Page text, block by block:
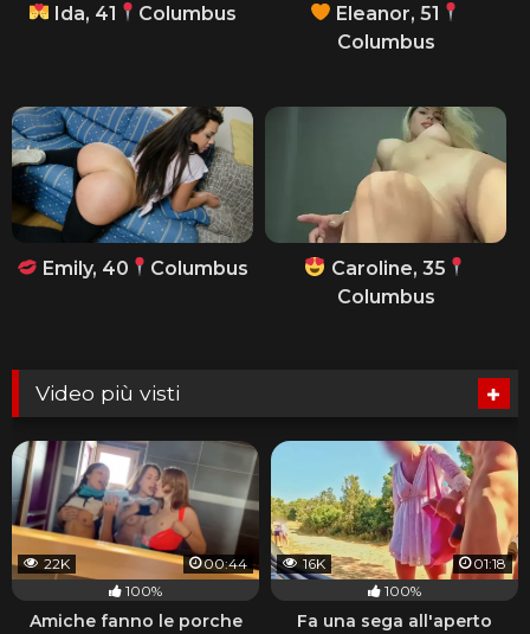
Ida, 41 Columbus
Eleanor, 51
Columbus
Emily, 40 Columbus
Caroline, 35
Columbus
Video più visti
22K
00:44
100%
Amiche fanno le porche
16K
01:18
100%
Fa una sega all'aperto